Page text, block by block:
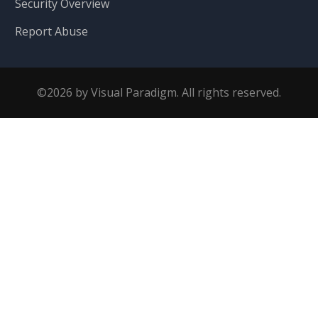
Security Overview
Report Abuse
©2026 by Visual Paradigm. All rights reserved.